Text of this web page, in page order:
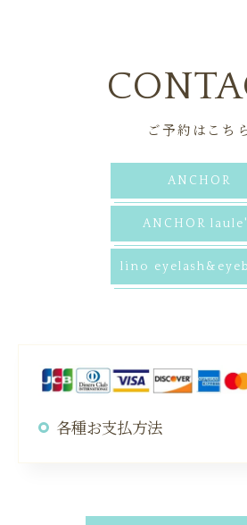
ご予約はこち
ANCHOR
ANCHOR
lino
各種お支払方法